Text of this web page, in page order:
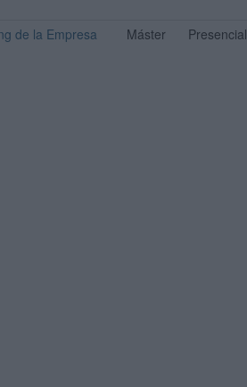
de la Empresa
Máster Presencial